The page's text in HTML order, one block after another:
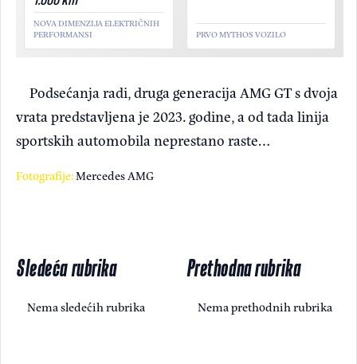
NOVA DIMENZIJA ELEKTRIČNIH
PERFORMANSI
PRVO MYTHOS VOZILO
Podsećanja radi, druga generacija AMG GT s dvoja
vrata predstavljena je 2023. godine, a od tada linija
sportskih automobila neprestano raste…
Fotografije:Mercedes AMG
Sledeća rubrika
Nema sledećih rubrika
Prethodna rubrika
Nema prethodnih rubrika